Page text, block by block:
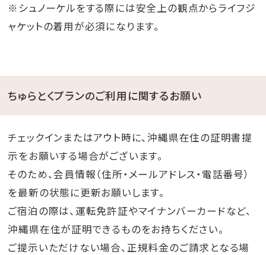
※シュノーケルをする際には安全上の観点からライフジ
ャケットの着用が必須になります。
ちゅらとくプランのご利用に関するお願い
チェックインまたはアウト時に、沖縄県在住の証明書提
示をお願いする場合がございます。
そのため、会員情報（住所・メールアドレス・電話番号）
を最新の状態に更新お願いします。
ご宿泊の際は、運転免許証やマイナンバーカードなど、
沖縄県在住が証明できるものをお持ちください。
ご提示いただけない場合、正規料金のご請求となる場